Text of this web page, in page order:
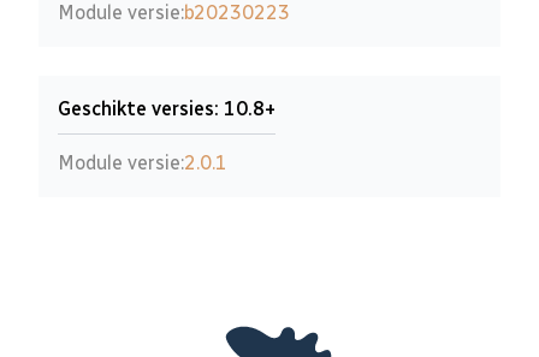
Module versie:b20230223
Geschikte versies: 10.8+
Module versie:2.0.1